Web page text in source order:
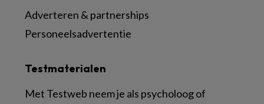
Testmaterialen
Met Testweb neem je als psycholoog of
Adverteren & partnerships
Personeelsadvertentie